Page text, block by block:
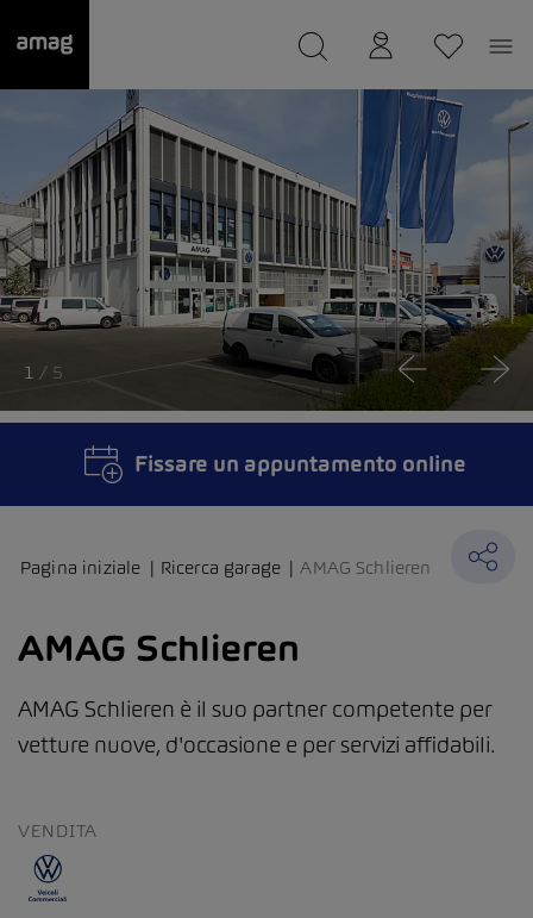
Il suo garage è stato salvato
Pagina iniziale Ricerca garage AMAG Schlieren
AMAG Schlieren
AMAG Schlieren è il suo partner competente per
vetture nuove, d'occasione e per servizi affidabili.
VENDITA
1 / 5
Fissare un appuntamento online